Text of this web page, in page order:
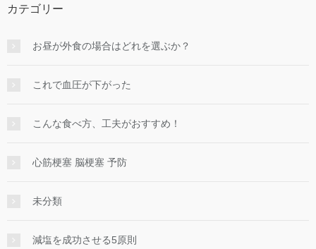
カテゴリー
お昼が外食の場合はどれを選ぶか？
これで血圧が下がった
こんな食べ方、工夫がおすすめ！
心筋梗塞 脳梗塞 予防
未分類
減塩を成功させる5原則